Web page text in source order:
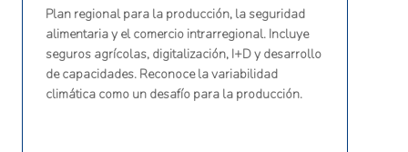
Plan regional para la producción, la seguridad
alimentaria y el comercio intrarregional. Incluye
seguros agrícolas, digitalización, I+D y desarrollo
de capacidades. Reconoce la variabilidad
climática como un desafío para la producción.